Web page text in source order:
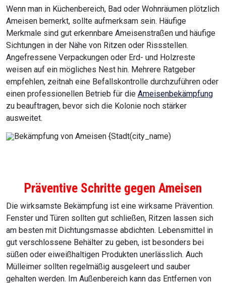
Wenn man in Küchenbereich, Bad oder Wohnräumen plötzlich
Ameisen bemerkt, sollte aufmerksam sein. Häufige
Merkmale sind gut erkennbare Ameisenstraßen und häufige
Sichtungen in der Nähe von Ritzen oder Rissstellen.
Angefressene Verpackungen oder Erd- und Holzreste
weisen auf ein mögliches Nest hin. Mehrere Ratgeber
empfehlen, zeitnah eine Befallskontrolle durchzuführen oder
einen professionellen Betrieb für die Ameisenbekämpfung
zu beauftragen, bevor sich die Kolonie noch stärker
ausweitet.
Präventive Schritte gegen Ameisen
Die wirksamste Bekämpfung ist eine wirksame Prävention.
Fenster und Türen sollten gut schließen, Ritzen lassen sich
am besten mit Dichtungsmasse abdichten. Lebensmittel in
gut verschlossene Behälter zu geben, ist besonders bei
süßen oder eiweißhaltigen Produkten unerlässlich. Auch
Mülleimer sollten regelmäßig ausgeleert und sauber
gehalten werden. Im Außenbereich kann das Entfernen von